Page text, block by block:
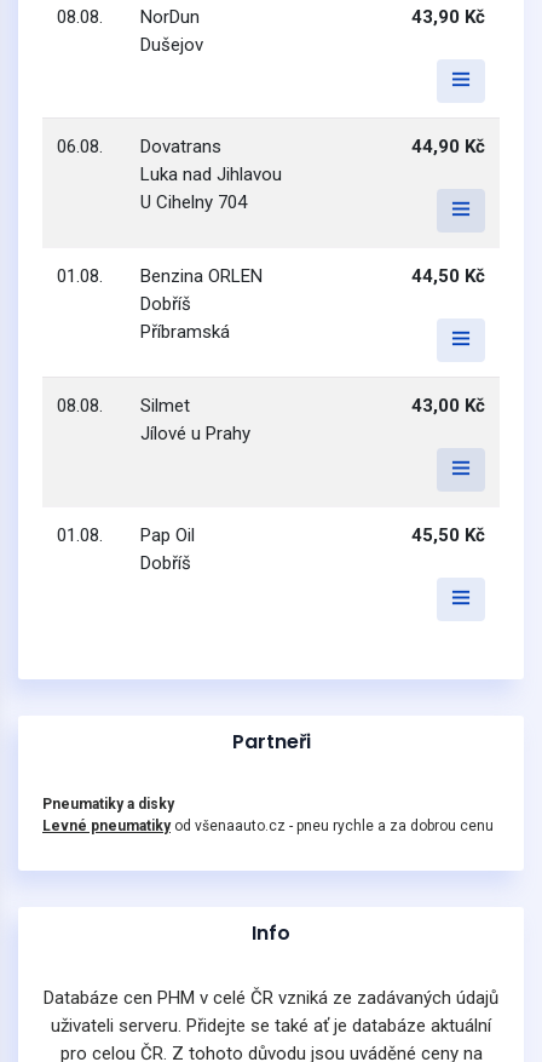
08.08.
NorDun
Dušejov
43,90 Kč
06.08.
Dovatrans
Luka nad Jihlavou
U Cihelny 704
44,90 Kč
01.08.
Benzina ORLEN
Dobříš
Příbramská
44,50 Kč
08.08.
Silmet
Jílové u Prahy
43,00 Kč
01.08.
Pap Oil
Dobříš
45,50 Kč
Partneři
Pneumatiky a disky
Levné pneumatikyod všenaauto.cz - pneu rychle a za dobrou cenu
Info
Databáze cen PHM v celé ČR vzniká ze zadávaných údajů
uživateli serveru. Přidejte se také ať je databáze aktuální
pro celou ČR. Z tohoto důvodu jsou uváděné ceny na